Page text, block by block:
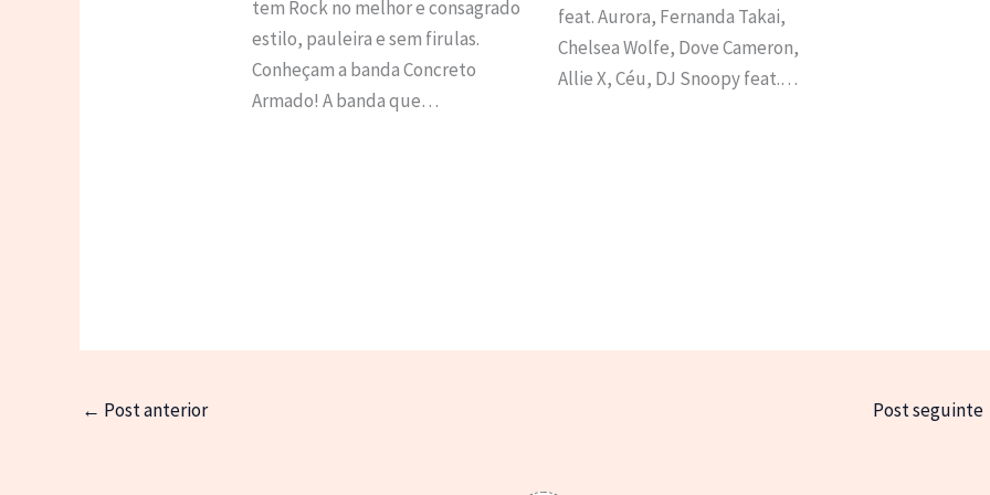
tem Rock no melhor e consagrado
estilo, pauleira e sem firulas.
Conheçam a banda Concreto
Armado! A banda que…
feat. Aurora, Fernanda Takai,
Chelsea Wolfe, Dove Cameron,
Allie X, Céu, DJ Snoopy feat.…
← Post anterior Post seguinte